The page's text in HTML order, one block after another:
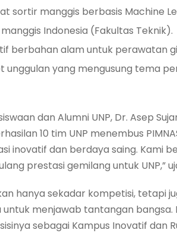
sortir manggis berbasis Machine
Indonesia (Fakultas Teknik).
berbahan alam untuk perawatan
unggulan yang mengusung tema
dan Alumni UNP, Dr. Asep
10 tim UNP menembus
inovatif dan berdaya saing. Kami
prestasi gemilang untuk UNP,”
hanya sekadar kompetisi, tetapi
menjawab tantangan bangsa.
sebagai Kampus Inovatif dan